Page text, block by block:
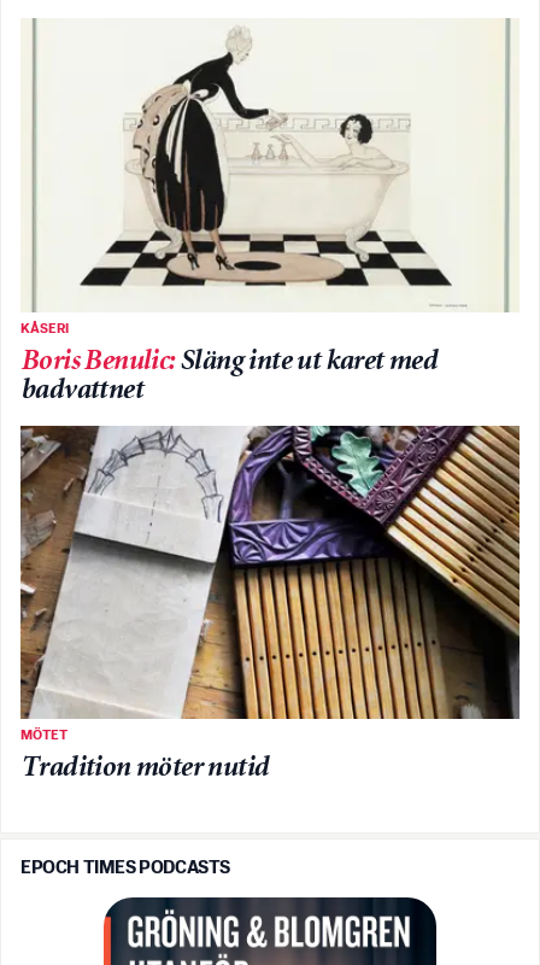
KÅSERI
Boris Benulic:Släng inte ut karet med
badvattnet
MÖTET
Tradition möter nutid
EPOCH TIMES PODCASTS